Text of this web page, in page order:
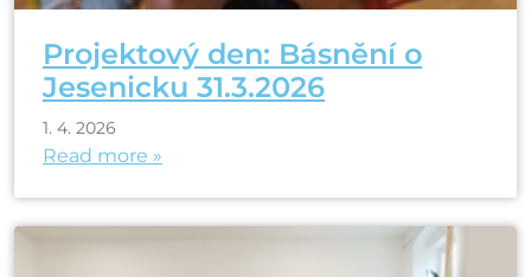
Projektový den: Básnění o
Jesenicku 31.3.2026
1. 4. 2026
Read more »